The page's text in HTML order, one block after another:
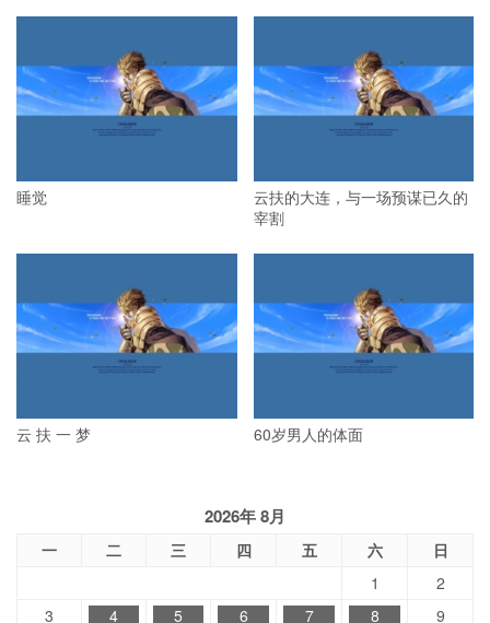
睡觉
云扶的大连，与一场预谋已久的
宰割
云 扶 一 梦 60岁男人的体面
2026年 8月
一 二 三 四 五 六
日
1
2
3
4 5 6 7 8
9